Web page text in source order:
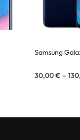
Samsung
30,00€ –